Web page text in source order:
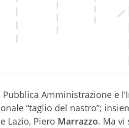
Amministrazione e
“taglio del nastro”;
Lazio, Piero Marrazzo. Ma vi